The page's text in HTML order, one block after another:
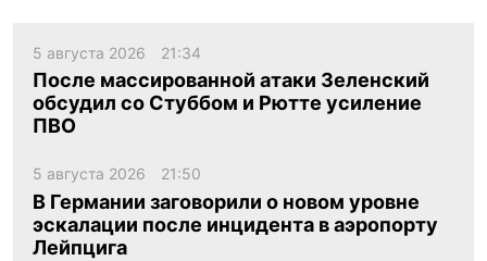
5 августа 2026 21:34
После массированной атаки Зеленский
обсудил со Стуббом и Рютте усиление
ПВО
5 августа 2026 21:50
В Германии заговорили о новом уровне
эскалации после инцидента в аэропорту
Лейпцига